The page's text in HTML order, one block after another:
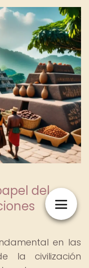
del
en las
la civilización